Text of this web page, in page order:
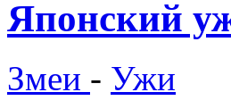
Японский
Змеи - Ужи